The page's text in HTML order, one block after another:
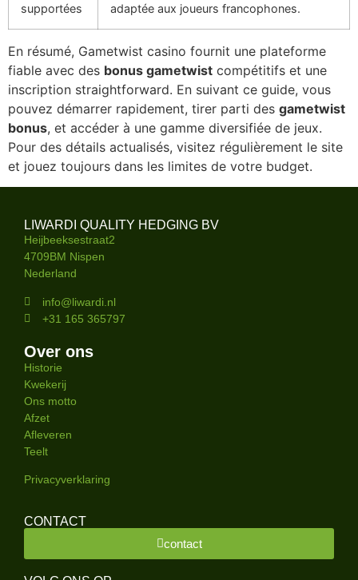
supportées
adaptée aux joueurs francophones.
En résumé, Gametwist casino fournit une plateforme
fiable avec des bonus gametwist compétitifs et une
inscription straightforward. En suivant ce guide, vous
pouvez démarrer rapidement, tirer parti des gametwist
bonus, et accéder à une gamme diversifiée de jeux.
Pour des détails actualisés, visitez régulièrement le site
et jouez toujours dans les limites de votre budget.
LIWARDI QUALITY HEDGING BV
Heijbeeksestraat2
4709BM Nispen
Nederland
info@liwardi.nl
+31 165 365797
Over ons
Historie
Kwekerij
Ons motto
Afzet
Afleveren
Teelt
Privacyverklaring
CONTACT
contact